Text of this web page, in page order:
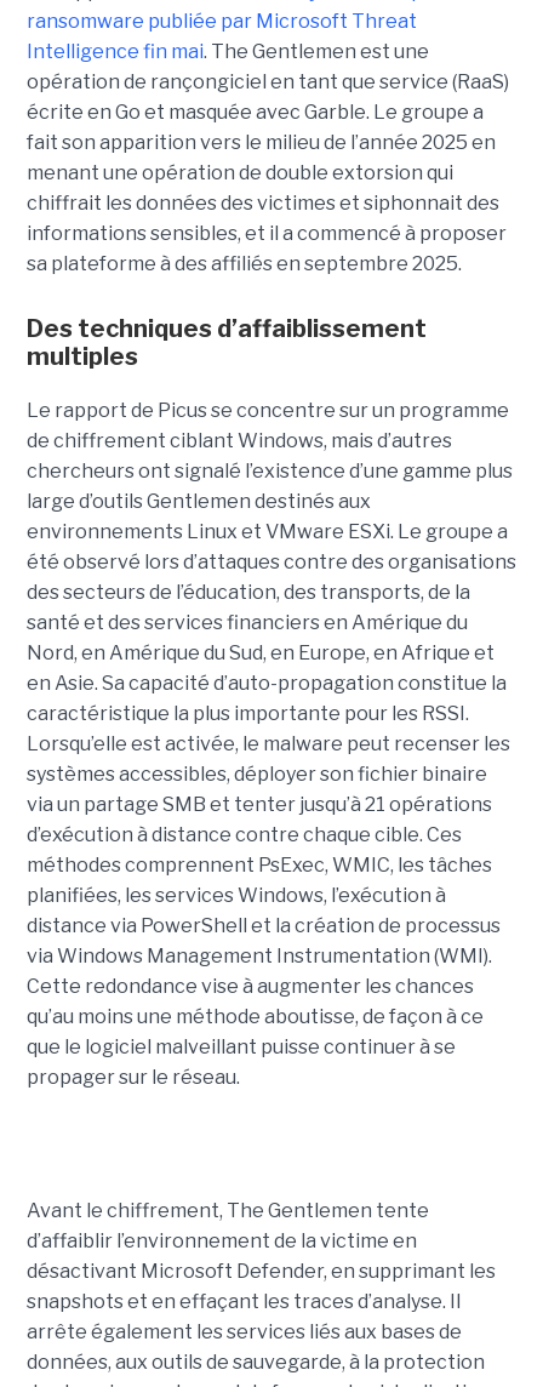
ransomware publiée par Microsoft Threat
Intelligence fin mai. The Gentlemen est une
opération de rançongiciel en tant que service (RaaS)
écrite en Go et masquée avec Garble. Le groupe a
fait son apparition vers le milieu de l’année 2025 en
menant une opération de double extorsion qui
chiffrait les données des victimes et siphonnait des
informations sensibles, et il a commencé à proposer
sa plateforme à des affiliés en septembre 2025.
Des techniques d’affaiblissement
multiples
Le rapport de Picus se concentre sur un programme
de chiffrement ciblant Windows, mais d’autres
chercheurs ont signalé l’existence d’une gamme plus
large d’outils Gentlemen destinés aux
environnements Linux et VMware ESXi. Le groupe a
été observé lors d’attaques contre des organisations
des secteurs de l’éducation, des transports, de la
santé et des services financiers en Amérique du
Nord, en Amérique du Sud, en Europe, en Afrique et
en Asie. Sa capacité d’auto-propagation constitue la
caractéristique la plus importante pour les RSSI.
Lorsqu’elle est activée, le malware peut recenser les
systèmes accessibles, déployer son fichier binaire
via un partage SMB et tenter jusqu’à 21 opérations
d’exécution à distance contre chaque cible. Ces
méthodes comprennent PsExec, WMIC, les tâches
planifiées, les services Windows, l’exécution à
distance via PowerShell et la création de processus
via Windows Management Instrumentation (WMI).
Cette redondance vise à augmenter les chances
qu’au moins une méthode aboutisse, de façon à ce
que le logiciel malveillant puisse continuer à se
propager sur le réseau.
Avant le chiffrement, The Gentlemen tente
d’affaiblir l’environnement de la victime en
désactivant Microsoft Defender, en supprimant les
snapshots et en effaçant les traces d’analyse. Il
arrête également les services liés aux bases de
données, aux outils de sauvegarde, à la protection